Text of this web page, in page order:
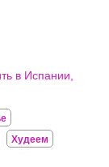
в Испании,
Худеем